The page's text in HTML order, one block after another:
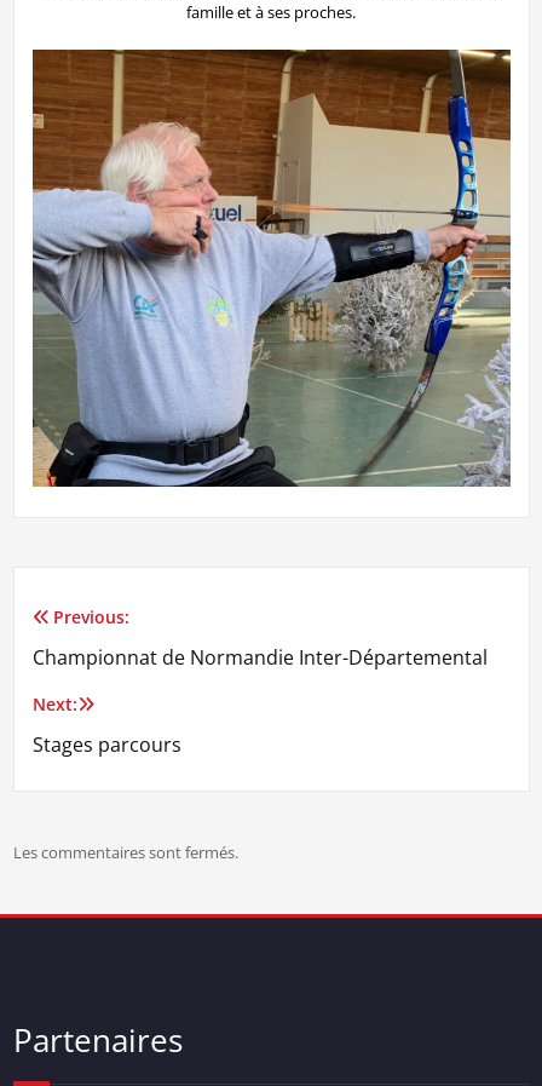
famille et à ses proches.
Navigation
de
l’article
Previous:
Championnat de Normandie Inter-Départemental
Next:
Stages parcours
Les commentaires sont fermés.
Partenaires